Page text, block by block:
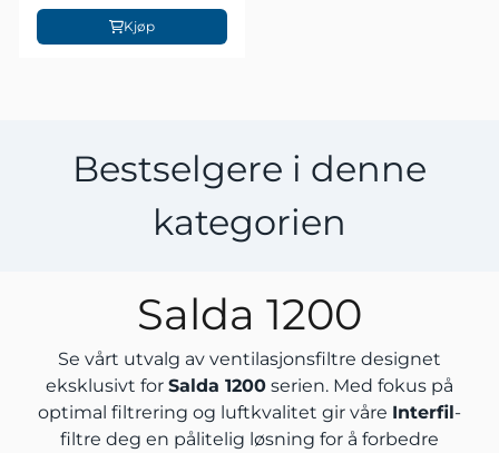
Kjøp
Bestselgere i denne
kategorien
Salda 1200
Se vårt utvalg av ventilasjonsfiltre designet
eksklusivt for Salda 1200 serien. Med fokus på
optimal filtrering og luftkvalitet gir våre Interfil-
filtre deg en pålitelig løsning for å forbedre